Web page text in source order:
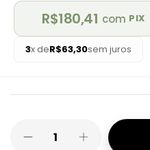
R$180,41 com PIX
3x deR$63,30sem juros